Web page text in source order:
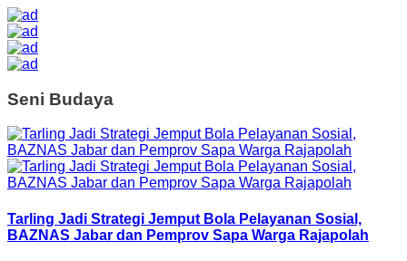
Seni Budaya
Tarling Jadi Strategi Jemput Bola Pelayanan Sosial,
BAZNAS Jabar dan Pemprov Sapa Warga Rajapolah